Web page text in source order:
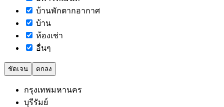
บ้านพักตากอากาศ
บ้าน
ห้องเช่า
อื่นๆ
ชัดเจน ตกลง
กรุงเทพมหานคร
บุรีรัมย์